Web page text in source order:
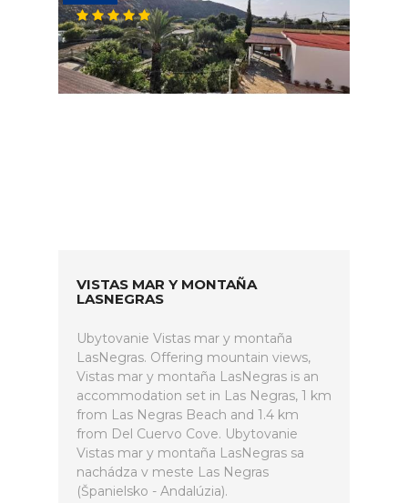
VISTAS MAR Y MONTAÑA
LASNEGRAS
Ubytovanie Vistas mar y montaña
LasNegras. Offering mountain views,
Vistas mar y montaña LasNegras is an
accommodation set in Las Negras, 1 km
from Las Negras Beach and 1.4 km
from Del Cuervo Cove. Ubytovanie
Vistas mar y montaña LasNegras sa
nachádza v meste Las Negras
(Španielsko - Andalúzia).